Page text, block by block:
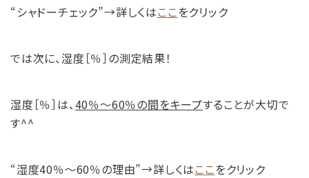
“シャドーチェック”→詳しくはここをクリック
では次に、湿度［％］の測定結果！
湿度［％］は、40％～60％の間をキープすることが大切で
す^^
“湿度40％～60％の理由”→詳しくはここをクリック